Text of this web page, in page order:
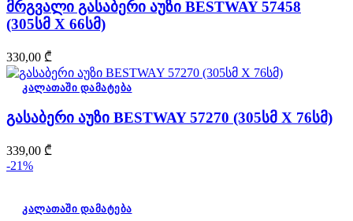
მრგვალი გასაბერი აუზი BESTWAY 57458
(305სმ X 66სმ)
330,00 ₾
კალათაში დამატება
გასაბერი აუზი BESTWAY 57270 (305სმ X 76სმ)
339,00 ₾
-21%
კალათაში დამატება